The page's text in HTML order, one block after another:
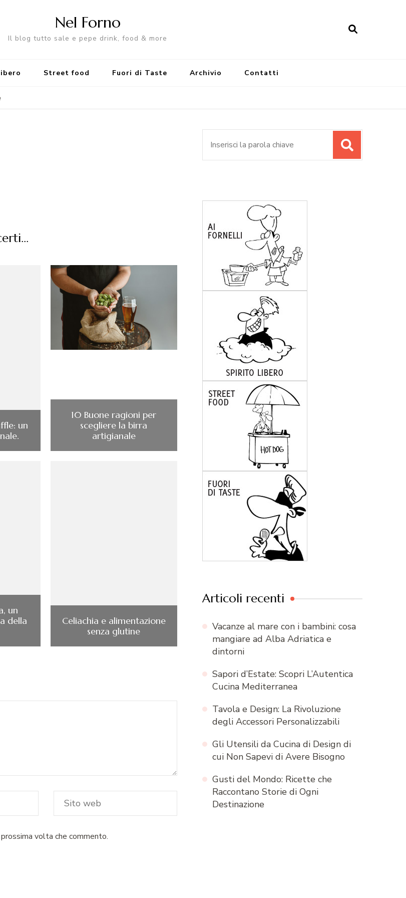
Nel Forno
Il blog tutto sale e pepe drink, food & more
Street food Fuori di Taste Archivio Contatti
un
10 Buone ragioni per
scegliere la birra
artigianale
un
della
Celiachia e alimentazione
senza glutine
volta che commento.
Articoli recenti
Vacanze al mare con i bambini: cosa
mangiare ad Alba Adriatica e
dintorni
Sapori d’Estate: Scopri L’Autentica
Cucina Mediterranea
Tavola e Design: La Rivoluzione
degli Accessori Personalizzabili
Gli Utensili da Cucina di Design di
cui Non Sapevi di Avere Bisogno
Gusti del Mondo: Ricette che
Raccontano Storie di Ogni
Destinazione